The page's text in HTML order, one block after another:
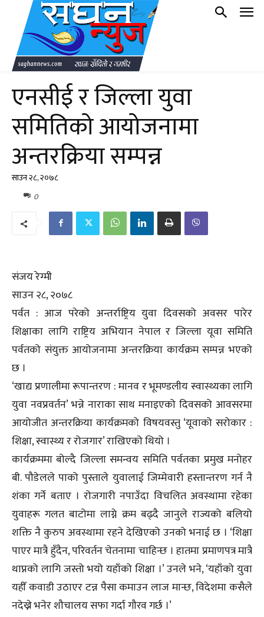
एनसीई र जिल्ला युवा
समितिको आयोजनामा
अन्तरक्रिया सम्पन्न
साउन २८, २०७८
0
संजय रेग्मी
साउन २८, २०७८
पर्वत : आज परेको अन्तर्राष्ट्रिय युवा दिवसको अवसर पारेर
शिक्षाका लागि राष्ट्रिय अभियान नेपाल र जिल्ला यूवा समिति
पर्वतको संयुक्त आयोजनामा अन्तरक्रिया कार्यक्रम सम्पन्न भएको
छ ।
‘खाद्य प्रणालीमा रूपान्तरण : मानव र भूमण्डलीय स्वास्थ्यका लागि
युवा नवप्रवर्तन’ भन्ने नाराका साथ मनाइएको दिवसको आवसरमा
आयोजीत अन्तरक्रिया कार्यक्रमको विषयवस्तु ‘यूवाको सरोकार :
शिक्षा, स्वास्थ्य र रोजगार’ राखिएको थियो ।
कार्यक्रममा बोल्दै जिल्ला समन्वय समिति पर्वतका प्रमुख मनोहर
बी. पौडेलले पाको पुस्ताले युवालाई जिम्मेवारी हस्तान्तरण गर्न नै
शंका गर्ने बताए । रोजगारी नपाउँदा विचलित अवस्थामा रहेका
युवाहरू गलत बाटोमा लाग्ने क्रम बढ्दै जानुले राज्यको बलियो
शक्ति नै कुरुप अवस्थामा रहने देखिएको उनको भनाई छ । ‘शिक्षा
पाएर मात्रै हुँदैन, परिवर्तन चेतनामा चाहिन्छ । हातमा प्रमाणपत्र मात्रै
थाप्नको लागि जस्तो भयो यहाँको शिक्षा ।’ उनले भने, ‘यहाँको युवा
यहीँ कवाडी उठाएर टन्न पैसा कमाउन लाज मान्छ, विदेशमा कसैले
नदेख्ने भनेर शौचालय सफा गर्दा गौरव गर्छ ।’